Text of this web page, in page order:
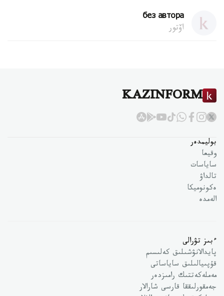
без автора
اۆتور
KAZINFORM
بوليمدەر
وقيعا
ساياسات
تالداۋ
ەكونوميكا
الەمدە
ءبىز تۋرالى
پايدالانۋشىلىق كەلىسىم
قۇپىيالىلىق ساياساتى
مەملەكەتتىك رامىزدەر
جەمقورلىققا قارسى شارالار